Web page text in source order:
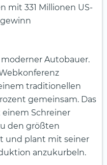
mit 331 Millionen US-
moderner Autobauer.
traditionellen
gemeinsam. Das
einem Schreiner
den größten
und plant mit seiner
anzukurbeln.